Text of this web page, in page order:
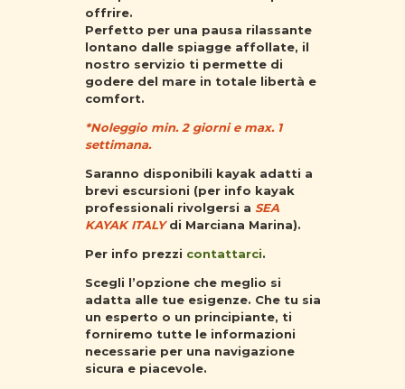
offrire.
Perfetto per una pausa rilassante
lontano dalle spiagge affollate, il
nostro servizio ti permette di
godere del mare in totale libertà e
comfort.
*Noleggio min. 2 giorni e max. 1
settimana.
Saranno disponibili kayak adatti a
brevi escursioni (per info kayak
professionali rivolgersi a SEA
KAYAK ITALYdi Marciana Marina).
Per info prezzi contattarci.
Scegli l’opzione che meglio si
adatta alle tue esigenze. Che tu sia
un esperto o un principiante, ti
forniremo tutte le informazioni
necessarie per una navigazione
sicura e piacevole.